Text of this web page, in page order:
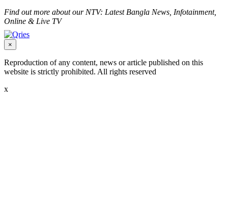
Find out more about our NTV: Latest Bangla News, Infotainment,
Online & Live TV
×
Reproduction of any content, news or article published on this
website is strictly prohibited. All rights reserved
x